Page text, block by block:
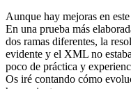
Aunque hay mejoras en
En una prueba más
dos ramas diferentes, la
evidente y el XML no
poco de práctica y
Os iré contando cómo